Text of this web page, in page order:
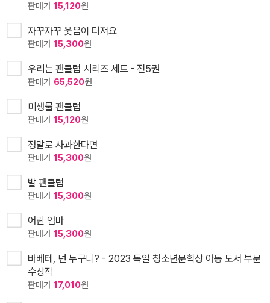
판매가 15,120원
자꾸자꾸 웃음이 터져요
판매가 15,300원
우리는 팬클럽 시리즈 세트 - 전5권
판매가 65,520원
미생물 팬클럽
판매가 15,120원
정말로 사과한다면
판매가 15,300원
발 팬클럽
판매가 15,300원
어린 엄마
판매가 15,300원
바베테, 넌 누구니? - 2023 독일 청소년문학상 아동 도서 부문
수상작
판매가 17,010원